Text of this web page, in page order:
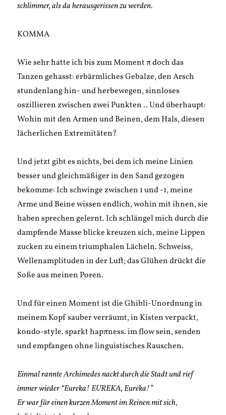
schlimmer, als da herausgerissen zu werden.
KOMMA
Wie sehr hatte ich bis zum Moment π doch das
Tanzen gehasst: erbärmliches Gebalze, den Arsch
stundenlang hin- und herbewegen, sinnloses
oszillieren zwischen zwei Punkten .. Und überhaupt:
Wohin mit den Armen und Beinen, dem Hals, diesen
lächerlichen Extremitäten?
Und jetzt gibt es nichts, bei dem ich meine Linien
besser und gleichmäßiger in den Sand gezogen
bekomme: Ich schwinge zwischen 1 und -1, meine
Arme und Beine wissen endlich, wohin mit ihnen, sie
haben sprechen gelernt. Ich schlängel mich durch die
dampfende Masse blicke kreuzen sich, meine Lippen
zucken zu einem triumphalen Lächeln. Schweiss,
Wellenamplituden in der Luft; das Glühen drückt die
Soße aus meinen Poren.
Und für einen Moment ist die Ghibli-Unordnung in
meinem Kopf sauber verräumt, in Kisten verpackt,
kondo-style. sparkt hapπness. im flow sein, senden
und empfangen ohne linguistisches Rauschen.
Einmal rannte Archimedes nackt durch die Stadt und rief
immer wieder “Eureka! EUREKA, Eureka!”
Er war für einen kurzen Moment im Reinen mit sich,